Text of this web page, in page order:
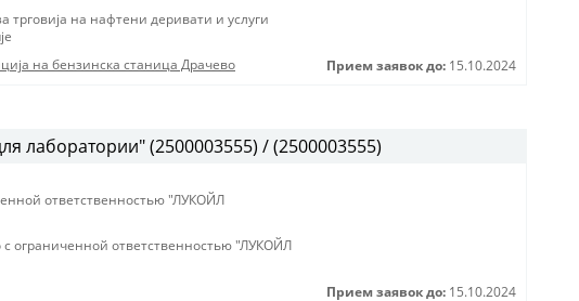
трговиjа на нафтени деривати и услуги
на бензинска станица Драчево Прием заявок до: 15.10.2024
лаборатории" (2500003555) / (2500003555)
ответственностью "ЛУКОЙЛ
ограниченной ответственностью "ЛУКОЙЛ
Прием заявок до: 15.10.2024